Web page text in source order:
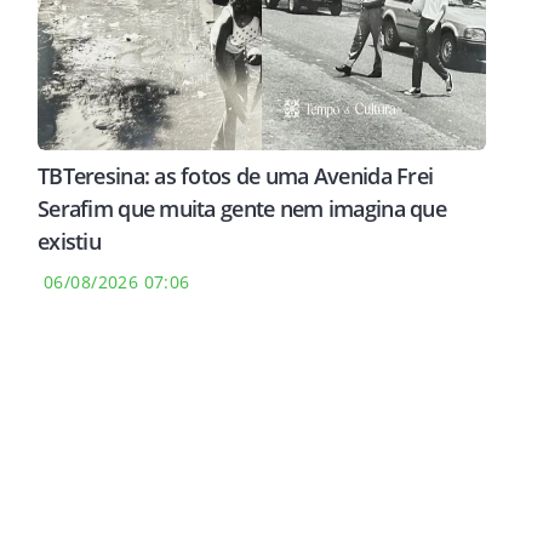
TBTeresina: as fotos de uma Avenida Frei
Serafim que muita gente nem imagina que
existiu
06/08/2026 07:06